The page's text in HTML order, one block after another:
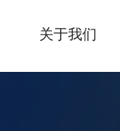
关于我们